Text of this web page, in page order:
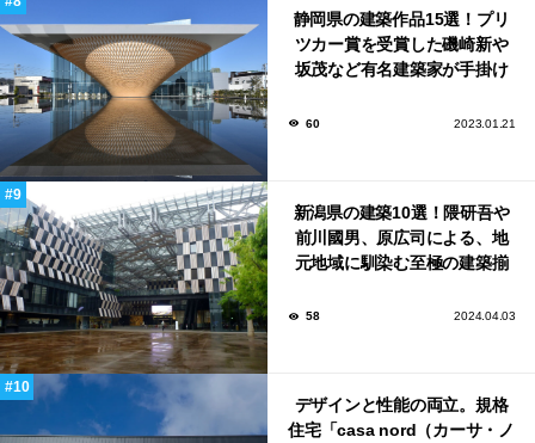
静岡県の建築作品15選！プリ
ツカー賞を受賞した磯崎新や
坂茂など有名建築家が手掛け
60 2023.01.21
新潟県の建築10選！隈研吾や
前川國男、原広司による、地
元地域に馴染む至極の建築揃
58 2024.04.03
デザインと性能の両立。規格
住宅「casa nord（カーサ・ノ